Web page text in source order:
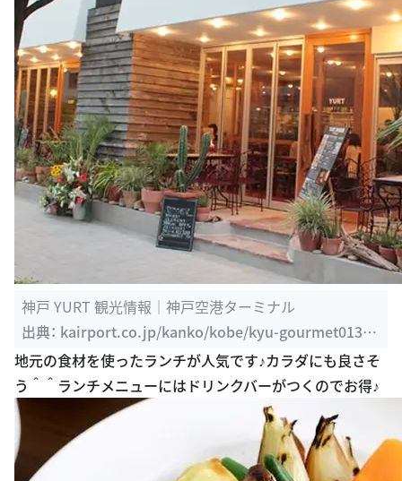
神戸 YURT 観光情報｜神戸空港ターミナル
出典： kairport.co.jp/kanko/kobe/kyu-gourmet013.p
hp
地元の食材を使ったランチが人気です♪カラダにも良さそ
う＾＾ランチメニューにはドリンクバーがつくのでお得♪